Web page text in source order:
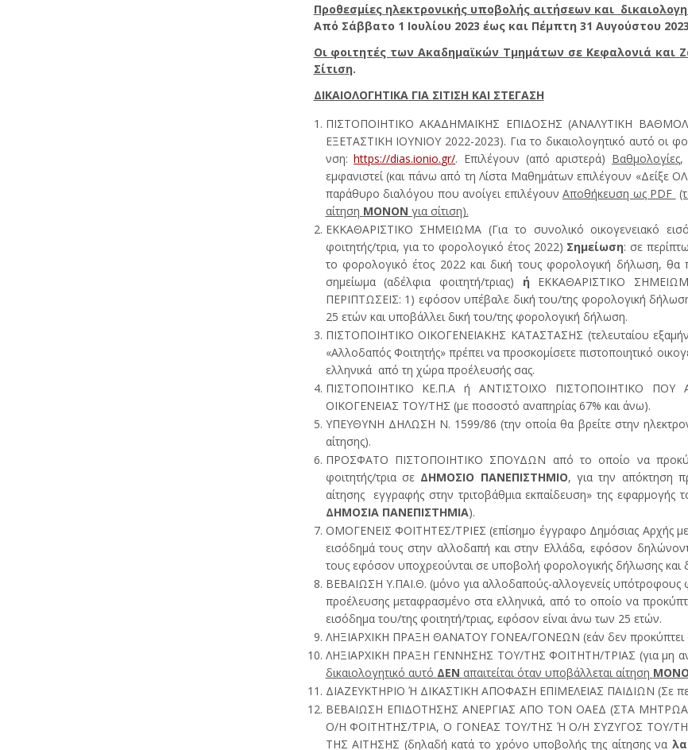
Προθεσμίες ηλεκτρονικής υποβολής αιτήσεων και
Από Σάββατο 1 Ιουλίου 2023 έως και Πέμπτη 31 Αυγούστου 2023
Οι φοιτητές των Ακαδημαϊκών Τμημάτων σε Κεφαλονιά και
Σίτιση.
ΔΙΚΑΙΟΛΟΓΗΤΙΚΑ ΓΙΑ ΣΙΤΙΣΗ ΚΑΙ ΣΤΕΓΑΣΗ
ΠΙΣΤΟΠΟΙΗΤΙΚΟ ΑΚΑΔΗΜΑΪΚΗΣ ΕΠΙΔΟΣΗΣ (ΑΝΑΛΥΤΙΚΗ
ΕΞΕΤΑΣΤΙΚΗ ΙΟΥΝΙΟΥ 2022-2023). Για το δικαιολογητικό αυτό οι
νση:https://dias.ionio.gr/. Επιλέγουν (από αριστερά) Βαθμολογίες,
εμφανιστεί (και πάνω από τη Λίστα Μαθημάτων επιλέγουν «Δείξε
παράθυρο διαλόγου που ανοίγει επιλέγουν Αποθήκευση ως PDF
αίτηση ΜΟΝΟΝ για σίτιση).
ΕΚΚΑΘΑΡΙΣΤΙΚΟ ΣΗΜΕΙΩΜΑ (Για το συνολικό οικογενειακό
φοιτητής/τρια, για το φορολογικό έτος 2022) Σημείωση: σε
το φορολογικό έτος 2022 και δική τους φορολογική δήλωση, θα
σημείωμα (αδέλφια φοιτητή/τριας) ή ΕΚΚΑΘΑΡΙΣΤΙΚΟ
ΠΕΡΙΠΤΩΣΕΙΣ: 1) εφόσον υπέβαλε δική του/της φορολογική
25 ετών και υποβάλλει δική του/της φορολογική δήλωση.
ΠΙΣΤΟΠΟΙΗΤΙΚΟ ΟΙΚΟΓΕΝΕΙΑΚΗΣ ΚΑΤΑΣΤΑΣΗΣ (τελευταίου
«Αλλοδαπός Φοιτητής» πρέπει να προσκομίσετε πιστοποιητικό
ελληνικά από τη χώρα προέλευσής σας.
ΠΙΣΤΟΠΟΙΗΤΙΚΟ ΚΕ.Π.Α ή ΑΝΤΙΣΤΟΙΧΟ ΠΙΣΤΟΠΟΙΗΤΙΚΟ
ΟΙΚΟΓΕΝΕΙΑΣ ΤΟΥ/ΤΗΣ (με ποσοστό αναπηρίας 67% και άνω).
ΥΠΕΥΘΥΝΗ ΔΗΛΩΣΗ Ν. 1599/86 (την οποία θα βρείτε στην
αίτησης).
ΠΡΟΣΦΑΤΟ ΠΙΣΤΟΠΟΙΗΤΙΚΟ ΣΠΟΥΔΩΝ από το οποίο να
φοιτητής/τρια σε ΔΗΜΟΣΙΟ ΠΑΝΕΠΙΣΤΗΜΙΟ, για την απόκτηση
αίτησης εγγραφής στην τριτοβάθμια εκπαίδευση» της εφαρμογής
ΔΗΜΟΣΙΑ ΠΑΝΕΠΙΣΤΗΜΙΑ).
ΟΜΟΓΕΝΕΙΣ ΦΟΙΤΗΤΕΣ/ΤΡΙΕΣ (επίσημο έγγραφο Δημόσιας Αρχής
εισόδημά τους στην αλλοδαπή και στην Ελλάδα, εφόσον
τους εφόσον υποχρεούνται σε υποβολή φορολογικής δήλωσης και
ΒΕΒΑΙΩΣΗ Υ.ΠΑΙ.Θ. (μόνο για αλλοδαπούς-αλλογενείς υπότροφους
προέλευσης μεταφρασμένο στα ελληνικά, από το οποίο να
εισόδημα του/της φοιτητή/τριας, εφόσον είναι άνω των 25 ετών.
ΛΗΞΙΑΡΧΙΚΗ ΠΡΑΞΗ ΘΑΝΑΤΟΥ ΓΟΝΕΑ/ΓΟΝΕΩΝ (εάν δεν προκύπτει
ΛΗΞΙΑΡΧΙΚΗ ΠΡΑΞΗ ΓΕΝΝΗΣΗΣ ΤΟΥ/ΤΗΣ ΦΟΙΤΗΤΗ/ΤΡΙΑΣ (για μη
δικαιολογητικό αυτό ΔΕΝ απαιτείται όταν υποβάλλεται αίτηση
ΔΙΑΖΕΥΚΤΗΡΙΟ Ή ΔΙΚΑΣΤΙΚΗ ΑΠΟΦΑΣΗ ΕΠΙΜΕΛΕΙΑΣ ΠΑΙΔΙΩΝ (Σε
ΒΕΒΑΙΩΣΗ ΕΠΙΔΟΤΗΣΗΣ ΑΝΕΡΓΙΑΣ ΑΠΟ ΤΟΝ ΟΑΕΔ (ΣΤΑ
Ο/Η ΦΟΙΤΗΤΗΣ/ΤΡΙΑ, Ο ΓΟΝΕΑΣ ΤΟΥ/ΤΗΣ Ή Ο/Η ΣΥΖΥΓΟΣ ΤΟΥ/
ΤΗΣ ΑΙΤΗΣΗΣ (δηλαδή κατά το χρόνο υποβολής της αίτησης να